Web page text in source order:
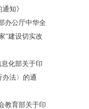
知》
办公厅中华全
”建设切实改
化部关于印
法〉的通
教育部关于印